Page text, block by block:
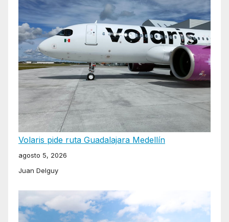
Volaris pide ruta Guadalajara Medellín
agosto 5, 2026
Juan Delguy